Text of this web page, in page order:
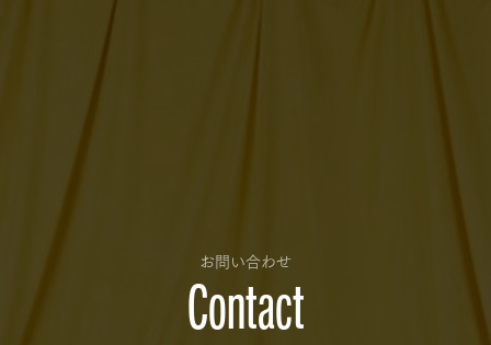
お問い合わせ
Contact